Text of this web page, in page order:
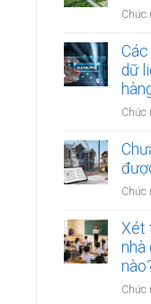
Chức
dữ
Chức
Chức
Xét
nhà
Chức